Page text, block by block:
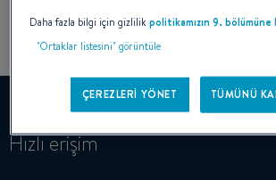
Hızlı erişim
Daha fazla bilgi için gizlilikpolitikamızın 9.
"Ortaklar listesini" görüntüle
ÇEREZLERİ YÖNET TÜMÜNÜ